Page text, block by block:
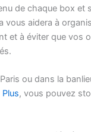
de chaque box et
vous aidera à
et à éviter que vos
ou dans la
, vous pouvez